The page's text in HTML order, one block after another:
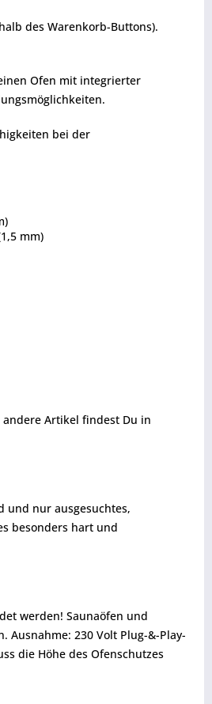
des Warenkorb-Buttons).
Ofen mit integrierter
bei der
mm)
Artikel findest Du in
und nur ausgesuchtes,
besonders hart und
werden! Saunaöfen und
230 Volt Plug-&-Play-
die Höhe des Ofenschutzes